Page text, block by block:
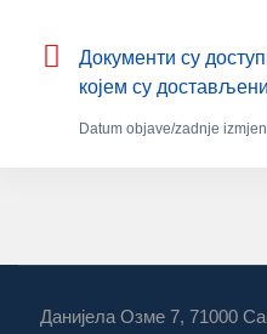
Дoкумeнти су
кojeм су
Datum objave/zadnje
Данијела Озме 7, 71000